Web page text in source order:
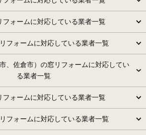
フォームに対応している業者一覧
フォームに対応している業者一覧
、佐倉市）の窓リフォームに対応してい
る業者一覧
フォームに対応している業者一覧
フォームに対応している業者一覧